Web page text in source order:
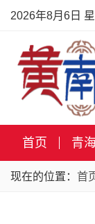
2026年8月6日
首页 青
现在的位置： 首